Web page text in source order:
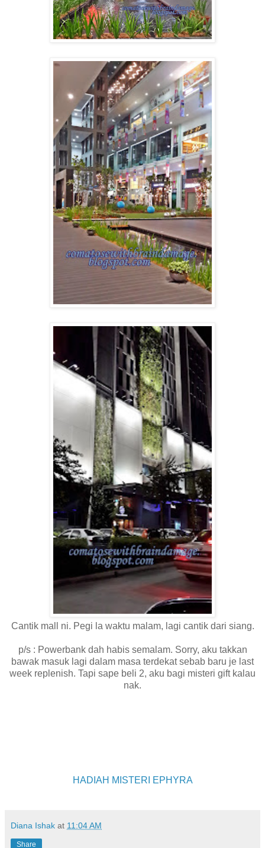
Cantik mall ni. Pegi la waktu malam, lagi cantik dari siang.
p/s : Powerbank dah habis semalam. Sorry, aku takkan
bawak masuk lagi dalam masa terdekat sebab baru je last
week replenish. Tapi sape beli 2, aku bagi misteri gift kalau
nak.
HADIAH MISTERI EPHYRA
Diana Ishak at 11:04 AM
Share